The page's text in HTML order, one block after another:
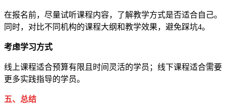
在报名前，尽量试听课程内容，了解教学方式是否适合自己。
同时，对比不同机构的课程大纲和教学效果，避免踩坑4。
考虑学习方式
线上课程适合预算有限且时间灵活的学员；线下课程适合需要
更多实践指导的学员。
五、总结